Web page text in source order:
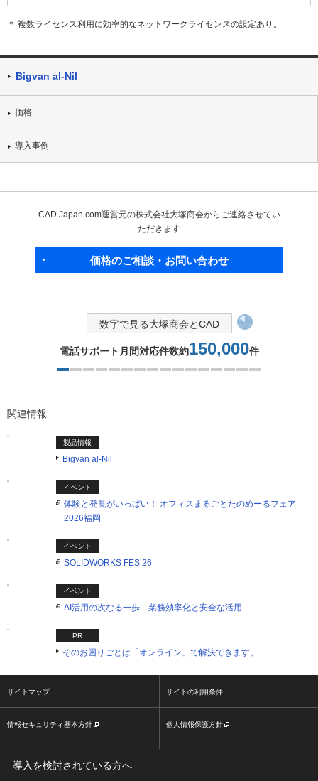
＊ 複数ライセンス利用に効率的なネットワークライセンスの設定あり。
Bigvan al-Nil
価格
導入事例
CAD Japan.com運営元の株式会社大塚商会からご連絡させてい
ただきます
価格のご相談・お問い合わせ
数字で見る大塚商会とCAD
電話サポート月間対応件数約150,000件
関連情報
製品情報
Bigvan al-Nil
イベント
体験と発見がいっぱい！ オフィスまるごとたのめーるフェア
2026福岡
イベント
SOLIDWORKS FES’26
イベント
AI活用の次なる一歩 業務効率化と安全な活用
PR
そのお困りごとは「オンライン」で解決できます。
導入を検討されている方へ
サイトマップ サイトの利用条件
情報セキュリティ基本方針 個人情報保護方針